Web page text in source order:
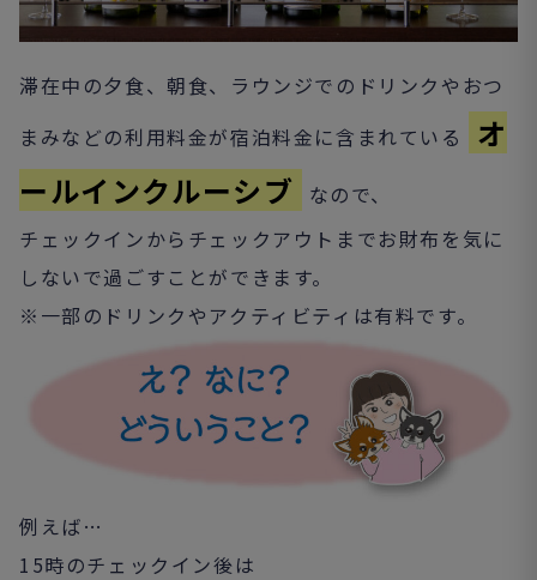
滞在中の夕食、朝食、ラウンジでのドリンクやおつ
まみなどの利用料金が宿泊料金に含まれている
オ
ールインクルーシブ
なので、
チェックインからチェックアウトまでお財布を気に
しないで過ごすことができます。
※一部のドリンクやアクティビティは有料です。
例えば…
15時のチェックイン後は